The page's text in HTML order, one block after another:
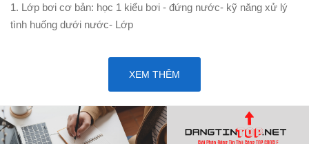
1. Lớp bơi cơ bản: học 1 kiểu bơi - đứng nước- kỹ năng xử lý
tình huống dưới nước- Lớp
XEM THÊM